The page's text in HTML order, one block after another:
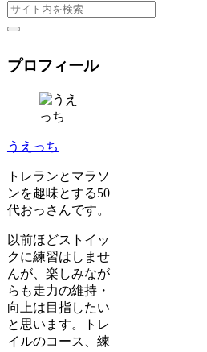
プロフィール
うえっち
トレランとマラソ
ンを趣味とする50
代おっさんです。
以前ほどストイッ
クに練習はしませ
んが、楽しみなが
らも走力の維持・
向上は目指したい
と思います。トレ
イルのコース、練